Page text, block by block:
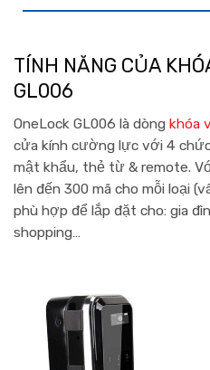
TÍNH NĂNG CỦA
GL006
OneLock GL006 l à dòng khóa
cửa kính cường lực với 4
mật khẩu, thẻ từ & remote.
lên đến 300 mã cho mỗi loại
phù hợp để lắp đặt cho: gia
shopping…